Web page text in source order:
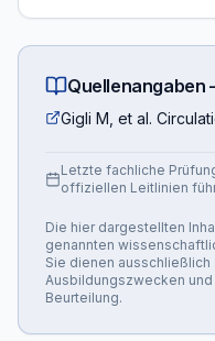
Quellenangaben
Gigli M, et al.
Letzte fachliche
offiziellen Leitlinien
Die hier dargestellten
genannten
Sie dienen
Ausbildungszwecken
Beurteilung.